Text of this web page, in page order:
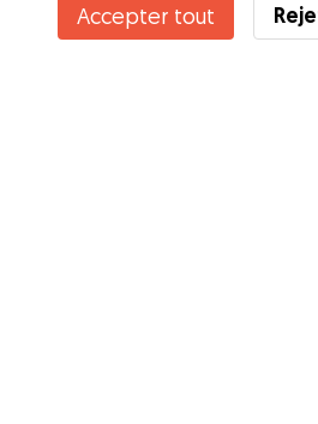
Connaissez-vous les
Accepter tout